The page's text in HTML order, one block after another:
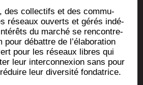
des col­lec­tifs et des com­mu­
réseaux ouverts et gérés indé­
du mar­ché se ren­con­tre­
pour débattre de l’élaboration
pour les réseaux libres qui
leur inter­con­nexion sans pour
leur diver­si­té fondatrice.